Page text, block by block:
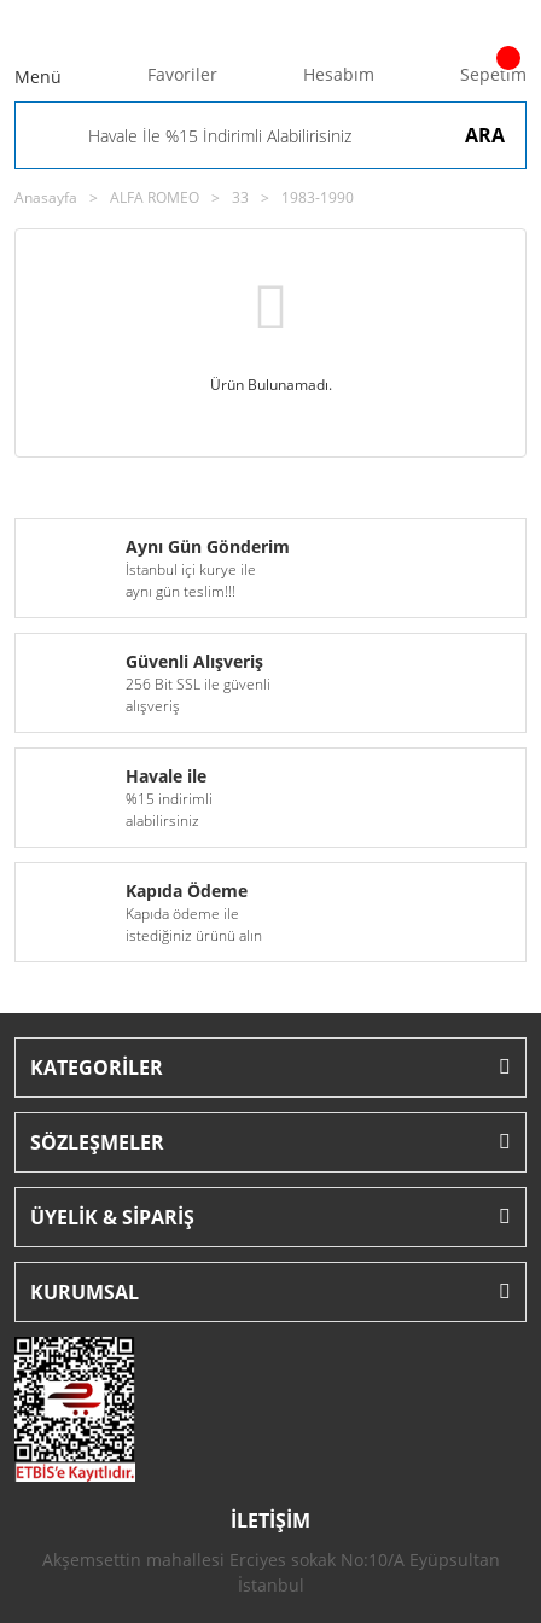
ARA
Menü Favoriler Hesabım Sepetim
Anasayfa ALFA ROMEO 33 1983-1990
Ürün Bulunamadı.
Aynı Gün Gönderim
İstanbul içi kurye ile
aynı gün teslim!!!
Güvenli Alışveriş
256 Bit SSL ile güvenli
alışveriş
Havale ile
%15 indirimli
alabilirsiniz
Kapıda Ödeme
Kapıda ödeme ile
istediğiniz ürünü alın
KATEGORİLER
SÖZLEŞMELER
ÜYELİK & SİPARİŞ
KURUMSAL
İLETİŞİM
Akşemsettin mahallesi Erciyes sokak No:10/A Eyüpsultan
İstanbul